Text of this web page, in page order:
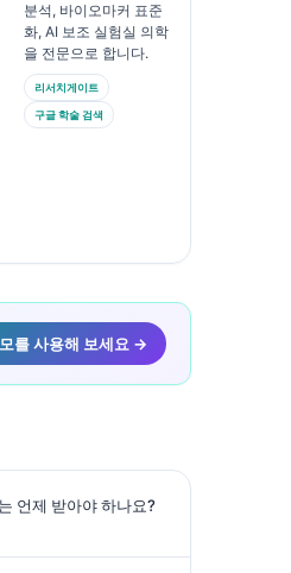
분석, 바이오마커 표준
화, AI 보조 실험실 의학
을 전문으로 합니다.
리서치게이트
구글 학술 검색
를 사용해 보세요 →
언제 받아야 하나요?